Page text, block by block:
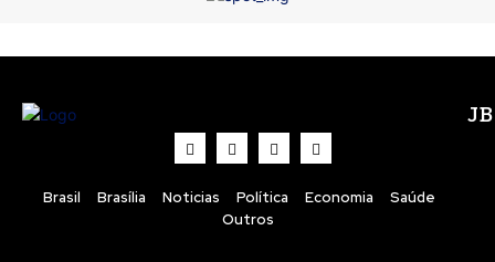
Brasil Brasília Noticias Política Economia
Saúde
Outros